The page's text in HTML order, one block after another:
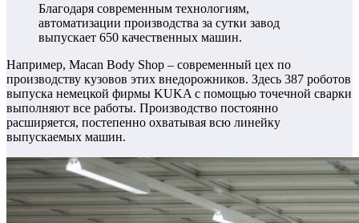
Благодаря современным технологиям,
автоматизации производства за сутки завод
выпускает 650 качественных машин.
Например, Macan Body Shop – современный цех по
производству кузовов этих внедорожников. Здесь 387 роботов
выпуска немецкой фирмы KUKA с помощью точечной сварки
выполняют все работы. Производство постоянно
расширяется, постепенно охватывая всю линейку
выпускаемых машин.